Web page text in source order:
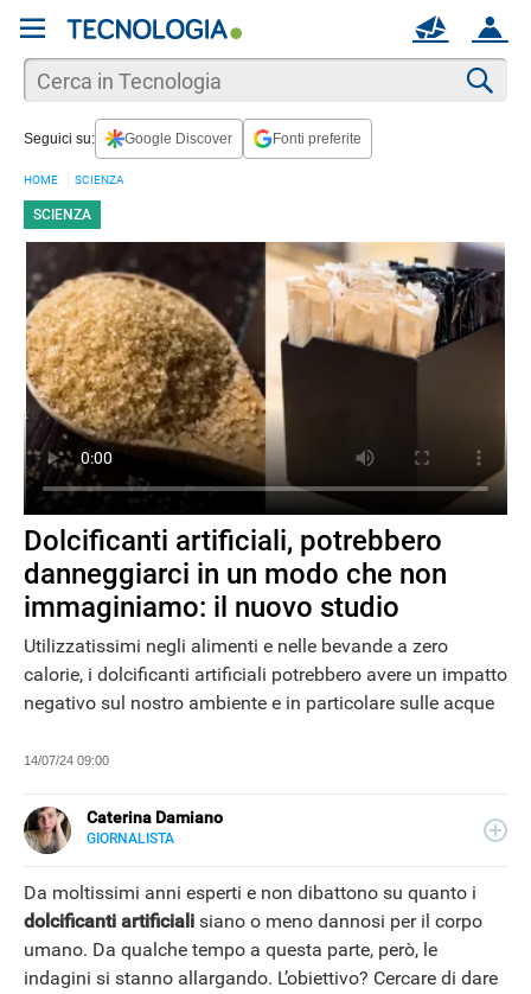
ACCOUNT
MAIL
NEWS
Seguici su: Google Discover Fonti preferite
HOME SCIENZA
SCIENZA
Dolcificanti artificiali, potrebbero
danneggiarci in un modo che non
immaginiamo: il nuovo studio
Utilizzatissimi negli alimenti e nelle bevande a zero
calorie, i dolcificanti artificiali potrebbero avere un impatto
negativo sul nostro ambiente e in particolare sulle acque
14/07/24 09:00
Caterina Damiano
GIORNALISTA
LINKEDIN
scrive e ottimizza i contenuti per i motori di ricerca. Dal
2022 collabora con Libero Tecnologia per la sezione
Scienza.
Da moltissimi anni esperti e non dibattono su quanto i
dolcificanti artificiali siano o meno dannosi per il corpo
umano. Da qualche tempo a questa parte, però, le
indagini si stanno allargando. L’obiettivo? Cercare di dare